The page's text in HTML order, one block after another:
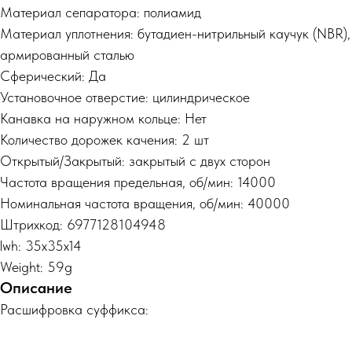
Материал сепаратора: полиамид
Материал уплотнения: бутадиен-нитрильный каучук (NBR),
армированный сталью
Сферический: Да
Установочное отверстие: цилиндрическое
Канавка на наружном кольце: Нет
Количество дорожек качения: 2 шт
Открытый/Закрытый: закрытый с двух сторон
Частота вращения предельная, об/мин: 14000
Номинальная частота вращения, об/мин: 40000
Штрихкод: 6977128104948
lwh: 35x35x14
Weight: 59g
Описание
Расшифровка суффикса: